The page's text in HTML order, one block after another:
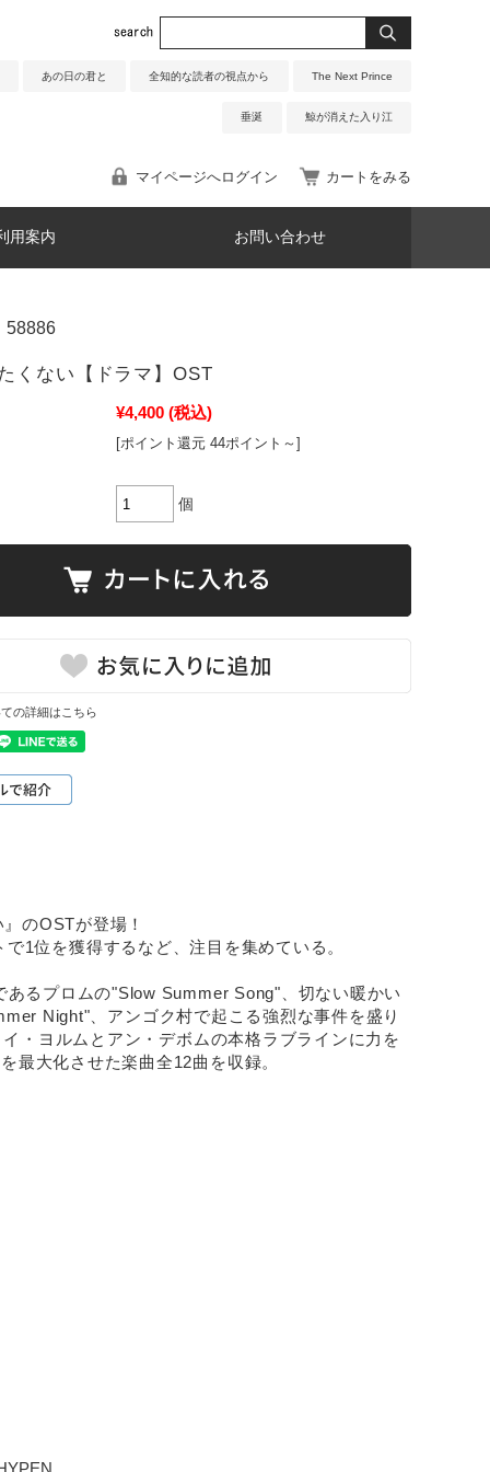
あの日の君と 全知的な読者の視点から The Next Prince
垂涎 鯨が消えた入り江
マイページへログイン カートをみる
用案内 お問い合わせ
58886
くない【ドラマ】OST
¥4,400 (税込)
[ポイント還元 44ポイント～]
個
の詳細はこちら
のOSTが登場！
1位を獲得するなど、注目を集めている。
るプロムの"Slow Summer Song"、切ない暖かい
Night"、アンゴク村で起こる強烈な事件を盛り
・ヨルムとアン・デボムの本格ラブラインに力を
最大化させた楽曲全12曲を収録。